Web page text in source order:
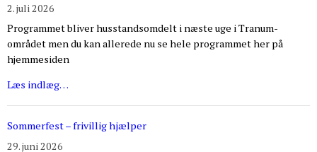
2. juli 2026
Programmet bliver husstandsomdelt i næste uge i Tranum-
området men du kan allerede nu se hele programmet her på
hjemmesiden
Læs indlæg…
Sommerfest – frivillig hjælper
29. juni 2026